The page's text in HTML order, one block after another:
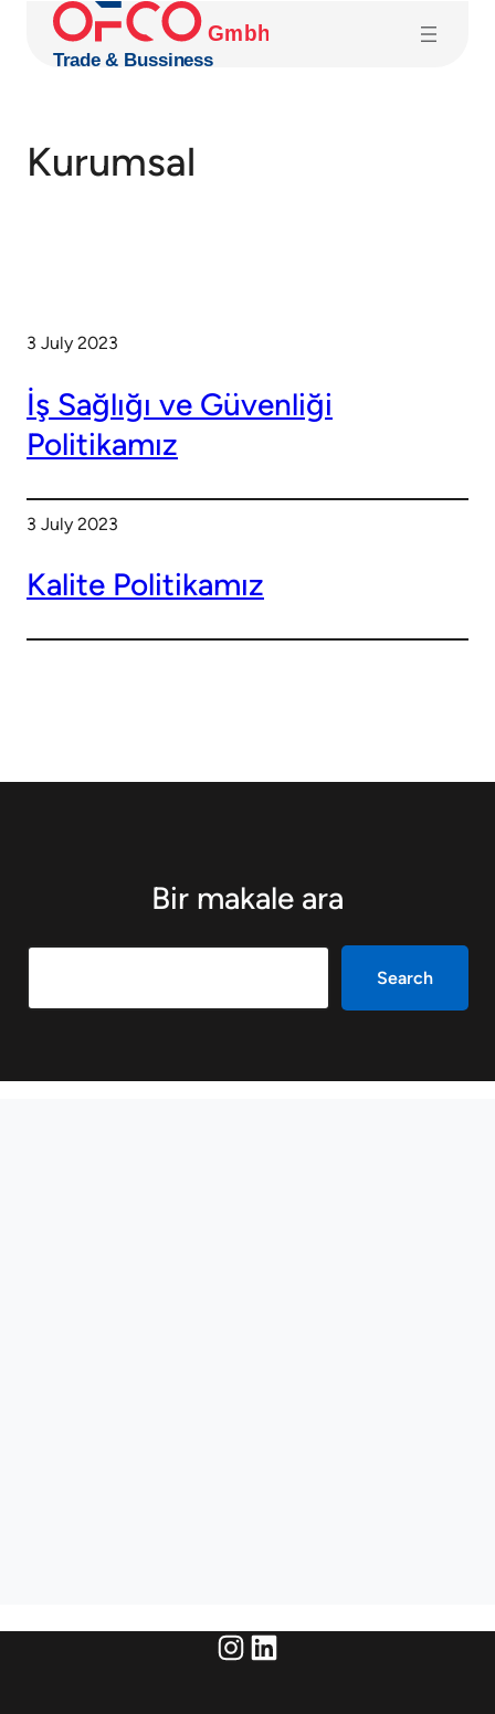
content
Kurumsal
3 July 2023
İş Sağlığı ve Güvenliği
Politikamız
3 July 2023
Kalite Politikamız
Bir makale ara
Search
Instagram
LinkedIn